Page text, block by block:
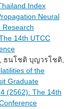
Index
Neural
Research
14th UTCC
นโชติ บุญวรโชติ,
of the
Graduate
(2562): The 14th